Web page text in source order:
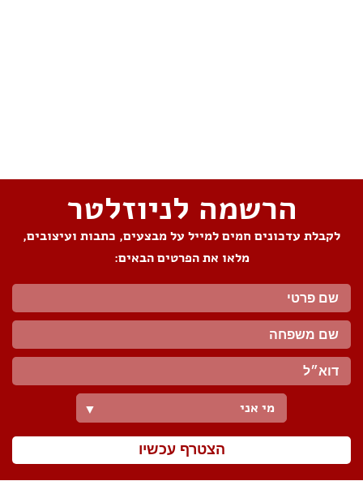
הרשמה לניוזלטר
לקבלת עדכונים חמים למייל על מבצעים, כתבות ועיצובים,
מלאו את הפרטים הבאים:
מי אני ▼
הצטרף עכשיו